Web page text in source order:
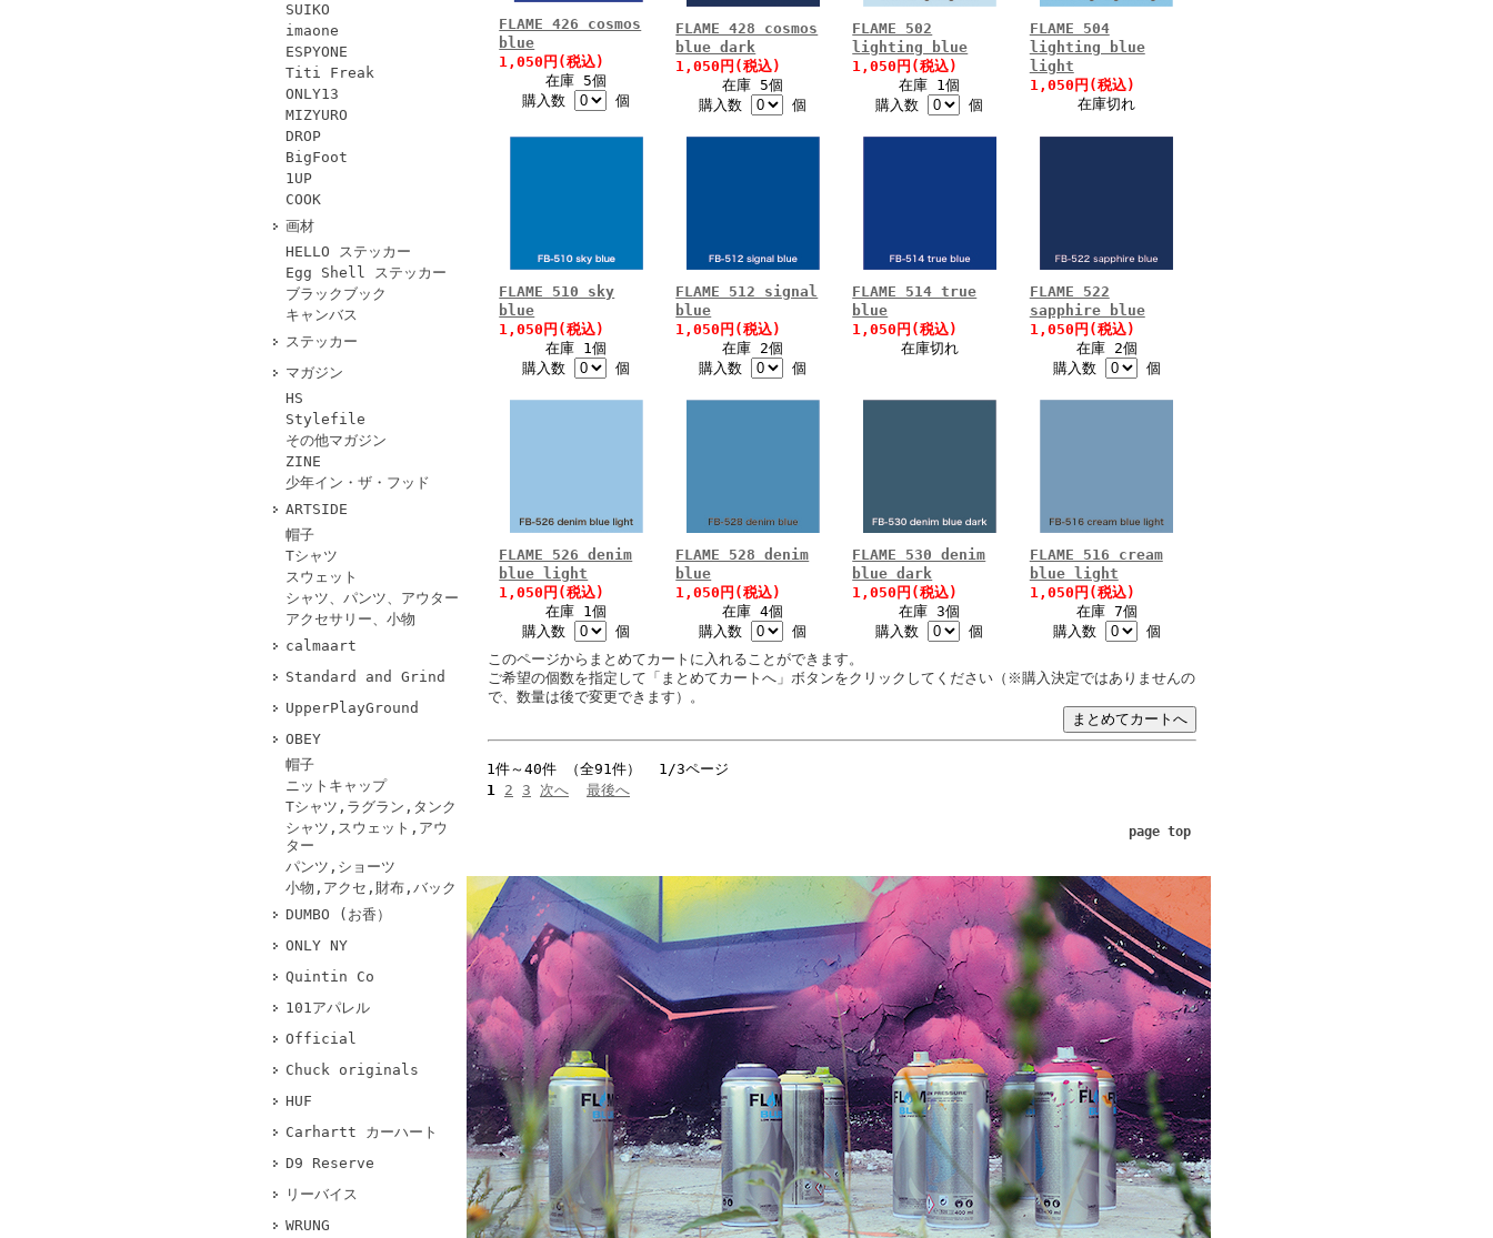
SUIKO
imaone
ESPYONE
Titi Freak
ONLY13
MIZYURO
DROP
BigFoot
1UP
COOK
画材
HELLO ステッカー
Egg Shell ステッカー
ブラックブック
キャンバス
ステッカー
マガジン
HS
Stylefile
その他マガジン
ZINE
少年イン・ザ・フッド
ARTSIDE
帽子
Tシャツ
スウェット
シャツ、パンツ、アウター
アクセサリー、小物
calmaart
Standard and Grind
UpperPlayGround
OBEY
帽子
ニットキャップ
Tシャツ,ラグラン,タンク
シャツ,スウェット,アウ
ター
パンツ,ショーツ
小物,アクセ,財布,バック
DUMBO (お香）
ONLY NY
Quintin Co
101アパレル
Official
Chuck originals
HUF
Carhartt カーハート
D9 Reserve
リーバイス
WRUNG
FLAME 426 cosmos
blue
1,050円(税込)
在庫 5個
購入数
個
FLAME 428 cosmos
blue dark
1,050円(税込)
在庫 5個
購入数
個
FLAME 502
lighting blue
1,050円(税込)
在庫 1個
購入数
個
FLAME 504
lighting blue
light
1,050円(税込)
在庫切れ
FLAME 510 sky
blue
1,050円(税込)
在庫 1個
購入数
個
FLAME 512 signal
blue
1,050円(税込)
在庫 2個
購入数
個
FLAME 514 true
blue
1,050円(税込)
在庫切れ
FLAME 522
sapphire blue
1,050円(税込)
在庫 2個
購入数
個
FLAME 526 denim
blue light
1,050円(税込)
在庫 1個
購入数
個
FLAME 528 denim
blue
1,050円(税込)
在庫 4個
購入数
個
FLAME 530 denim
blue dark
1,050円(税込)
在庫 3個
購入数
個
FLAME 516 cream
blue light
1,050円(税込)
在庫 7個
購入数
個
このページからまとめてカートに入れることができます。
ご希望の個数を指定して「まとめてカートへ」ボタンをクリックしてください（※購入決定ではありませんの
で、数量は後で変更できます）。
1件～40件 （全91件） 1/3ページ
1
2 3 次へ 最後へ
page top